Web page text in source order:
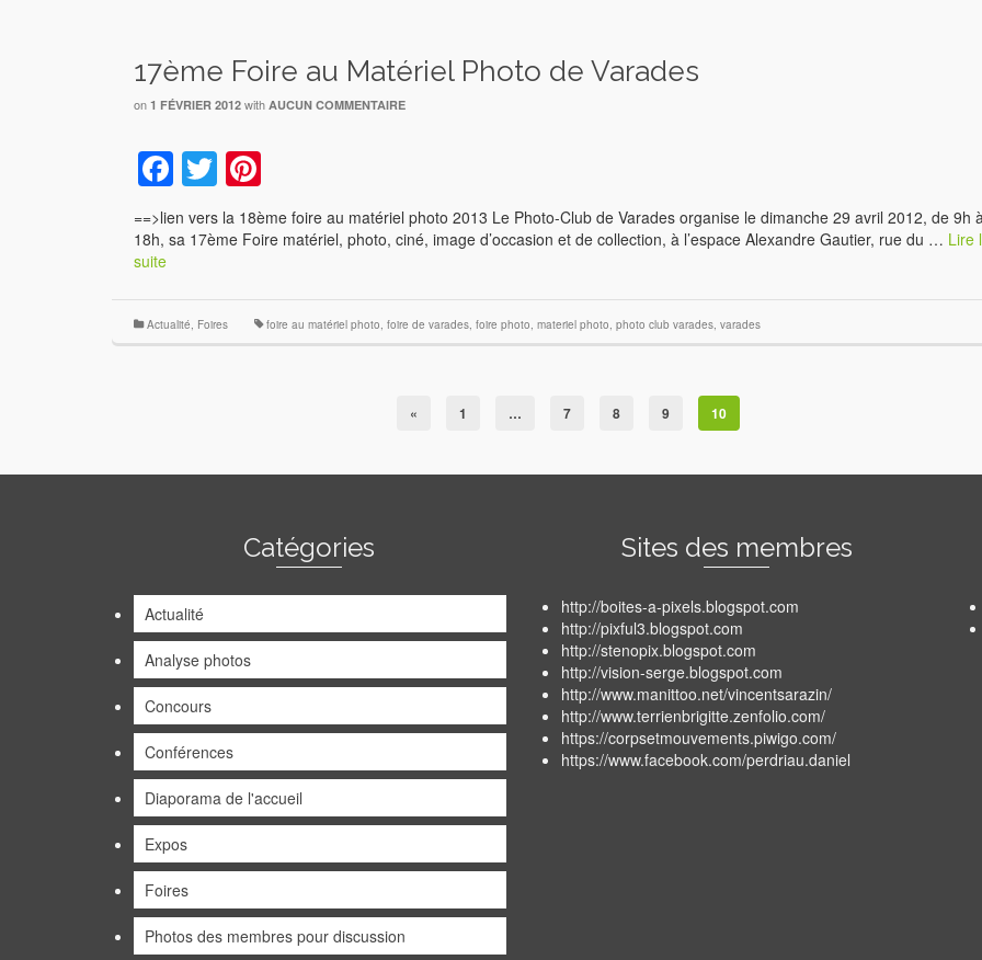
17ème Foire au Matériel Photo de Varades
on 1 FÉVRIER 2012 with AUCUN COMMENTAIRE
Facebook
Twitter
==>lien vers la 18ème foire au matériel photo 2013 Le Photo-Club de Varades organise le dimanche 29 avril 2012, de 9h
18h, sa 17ème Foire matériel, photo, ciné, image d’occasion et de collection, à l’espace Alexandre Gautier, rue du … Lire
suite
Actualité, Foires foire au matériel photo, foire de varades, foire photo, materiel photo, photo club varades, varades
« 1 … 7 8 9 10
Catégories
Actualité
Analyse photos
Concours
Conférences
Diaporama de l'accueil
Expos
Foires
Photos des membres pour discussion
Sites des membres
http://boites-a-pixels.blogspot.com
http://pixful3.blogspot.com
http://stenopix.blogspot.com
http://vision-serge.blogspot.com
http://www.manittoo.net/vincentsarazin/
http://www.terrienbrigitte.zenfolio.com/
https://corpsetmouvements.piwigo.com/
https://www.facebook.com/perdriau.daniel